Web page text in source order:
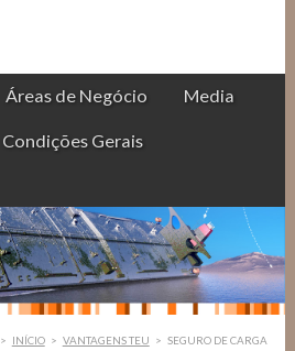
Áreas de Negócio Media
Condições Gerais
> INÍCIO > VANTAGENS TEU > SEGURO DE CARGA